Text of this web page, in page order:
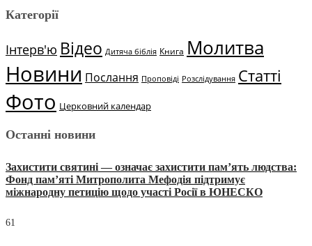
Категорії
Інтерв'ю Відео Дитяча біблія Книга Молитва
Новини Послання Проповіді Розслідування Статті
Фото Церковний календар
Останні новини
Захистити святині — означає захистити пам’ять людства:
Фонд пам’яті Митрополита Мефодія підтримує
міжнародну петицію щодо участі Росії в ЮНЕСКО
61